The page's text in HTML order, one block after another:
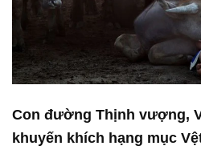
Con đường Thịnh vượng,
khuyến khích hạng mục